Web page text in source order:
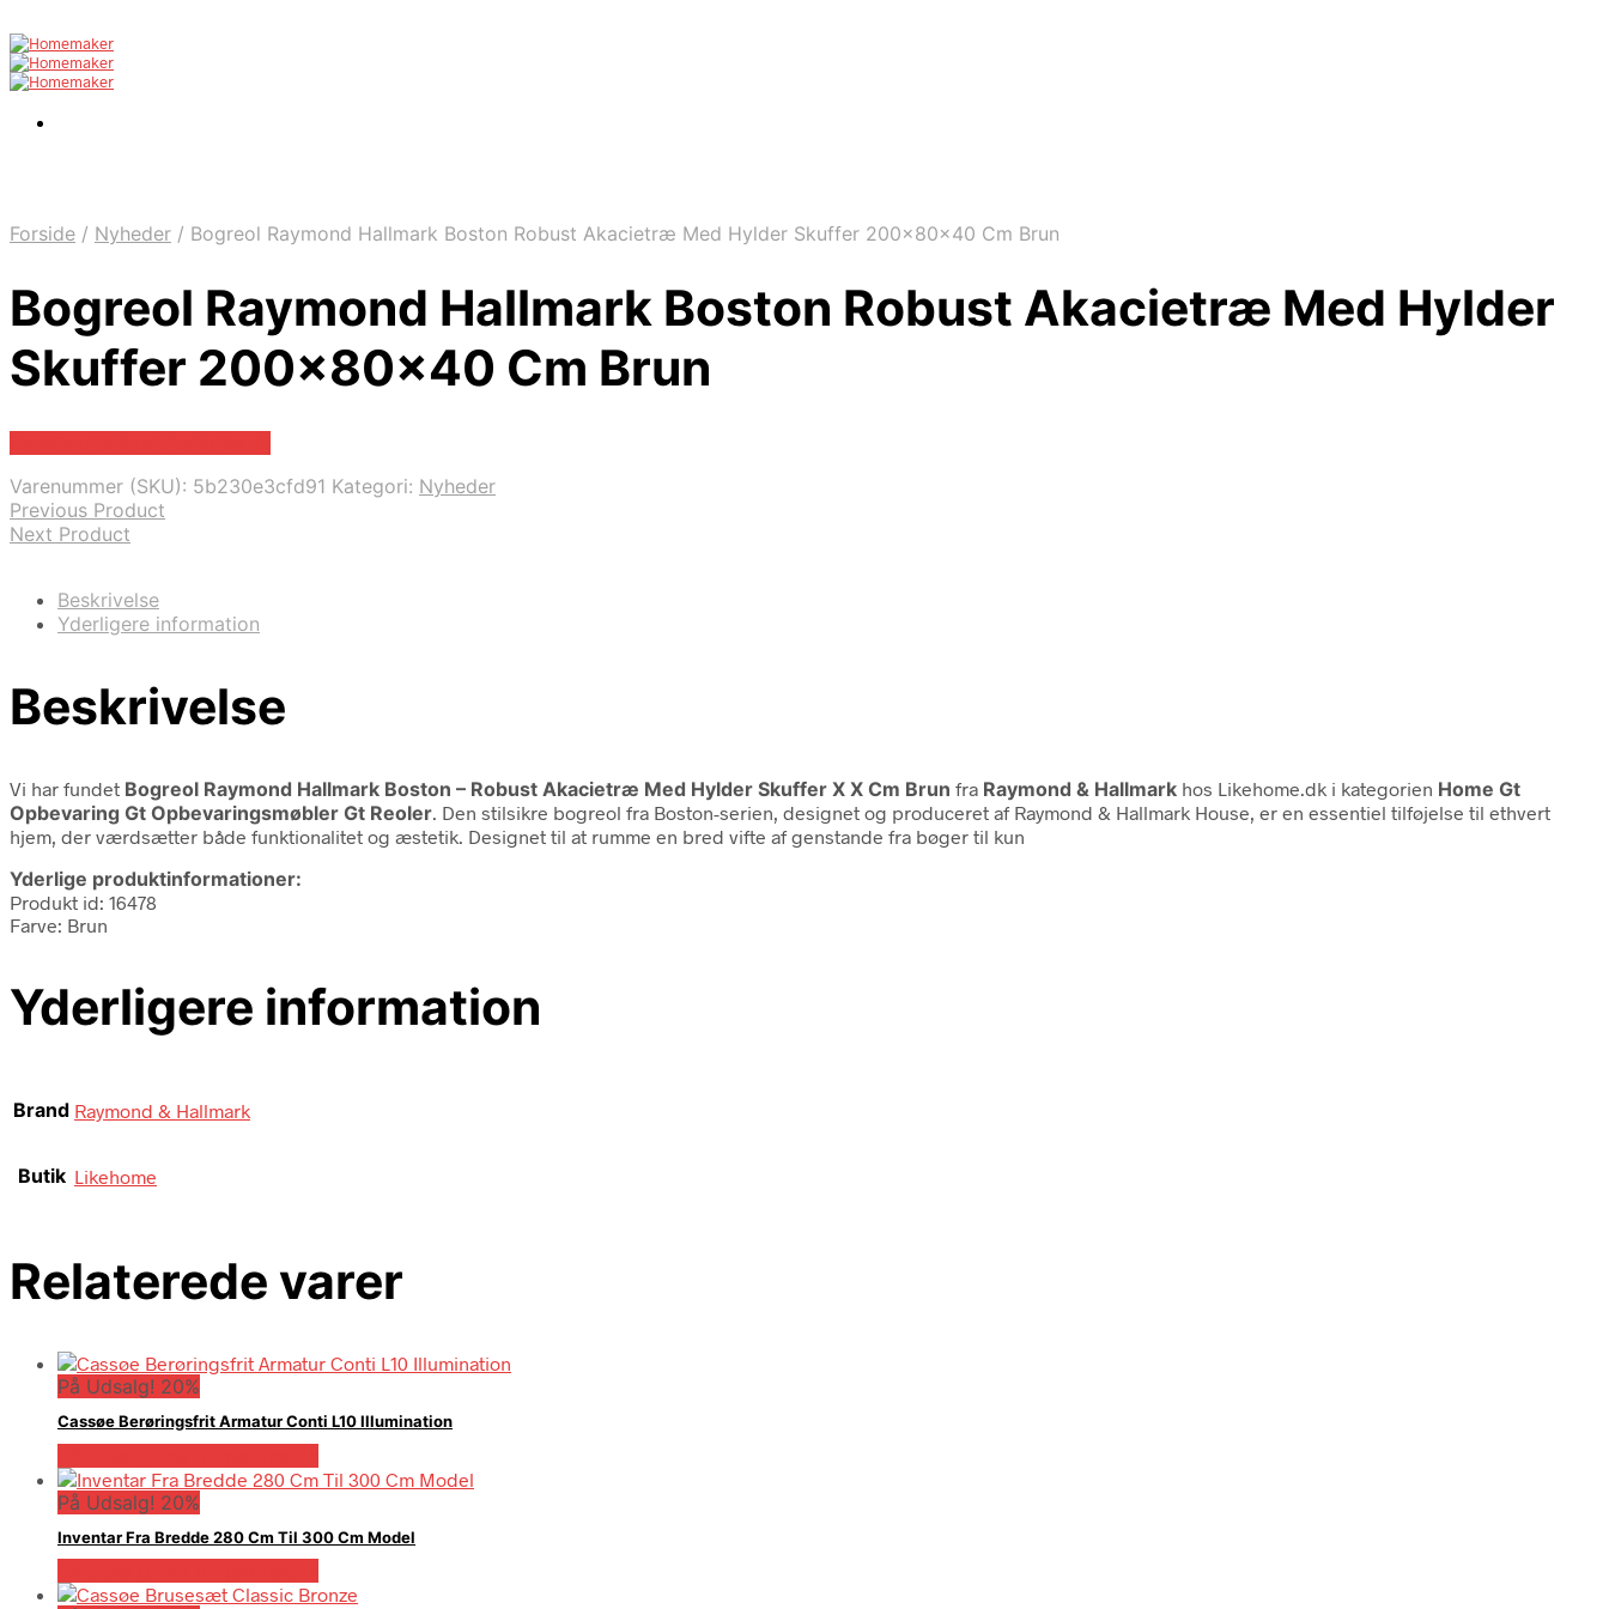
Forside / Nyheder / Bogreol Raymond Hallmark Boston Robust Akacietræ Med Hylder Skuffer 200x80x40 Cm Brun
Bogreol Raymond Hallmark Boston Robust Akacietræ Med Hylder
Skuffer 200x80x40 Cm Brun
Varenummer (SKU): 5b230e3cfd91 Kategori: Nyheder
Previous Product
Next Product
Beskrivelse
Yderligere information
Beskrivelse
Vi har fundet Bogreol Raymond Hallmark Boston – Robust Akacietræ Med Hylder Skuffer X X Cm Brun fra Raymond & Hallmark hos Likehome.dk i kategorien Home Gt
Opbevaring Gt Opbevaringsmøbler Gt Reoler . Den stilsikre bogreol fra Boston-serien, designet og produceret af Raymond & Hallmark House, er en essentiel tilføjelse til ethvert
hjem, der værdsætter både funktionalitet og æstetik. Designet til at rumme en bred vifte af genstande fra bøger til kun
Yderlige produktinformationer:
Produkt id: 16478
Farve: Brun
Yderligere information
Brand Raymond & Hallmark
Butik Likehome
Relaterede varer
På Udsalg! 20%
Cassøe Berøringsfrit Armatur Conti L10 Illumination
På Udsalg! 20%
Inventar Fra Bredde 280 Cm Til 300 Cm Model